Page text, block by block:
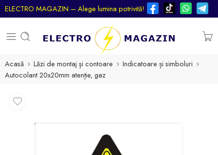
ELECTRO MAGAZIN – Alege lumina potrivită!
Acasă Lăzi de montaj și contoare
Indicatoare și simboluri
Autocolant 20x20mm atenție, gaz